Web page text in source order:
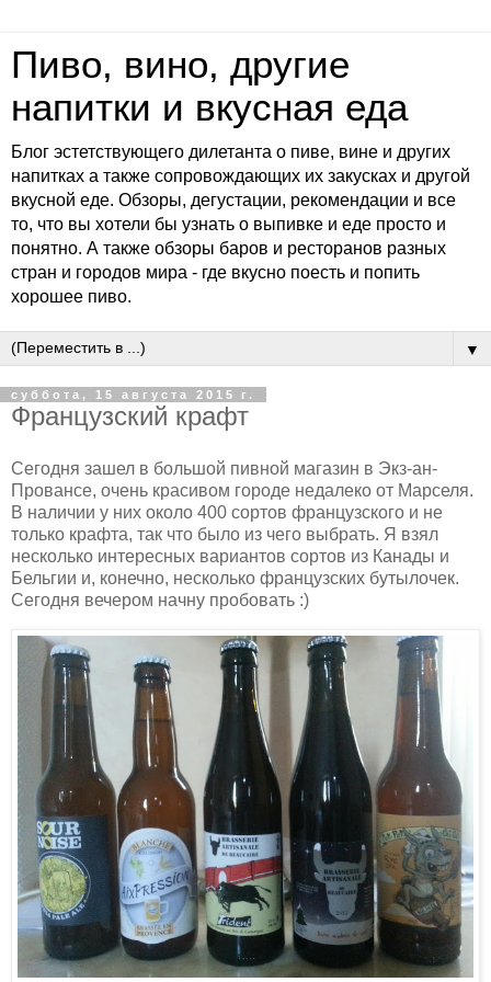
Пиво, вино, другие
напитки и вкусная еда
Блог эстетствующего дилетанта о пиве, вине и других
напитках а также сопровождающих их закусках и другой
вкусной еде. Обзоры, дегустации, рекомендации и все
то, что вы хотели бы узнать о выпивке и еде просто и
понятно. А также обзоры баров и ресторанов разных
стран и городов мира - где вкусно поесть и попить
хорошее пиво.
▼
суббота, 15 августа 2015 г.
Французский крафт
Сегодня зашел в большой пивной магазин в Экз-ан-
Провансе, очень красивом городе недалеко от Марселя.
В наличии у них около 400 сортов французского и не
только крафта, так что было из чего выбрать. Я взял
несколько интересных вариантов сортов из Канады и
Бельгии и, конечно, несколько французских бутылочек.
Сегодня вечером начну пробовать :)